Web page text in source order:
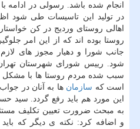
انجام شده باشد. رسولی در ادامه با
در تولید این تاسیسات طی شود
اهالی روستای وردیج در كن
روستا بوده اند كه از این امر
جانب شورا و دهیار مجوز های لازم
شود. رییس شورای شهرستان
سبب شده مردم روستا ها با مشكل
است كه سازمان ها به آنان در
این مورد هم باید رفع گردد. سید
به مبحث ضرورت تعیین تكلیف
و اضافه كرد: نكته ی دیگر كه